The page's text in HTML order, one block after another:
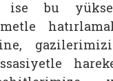
ise bu